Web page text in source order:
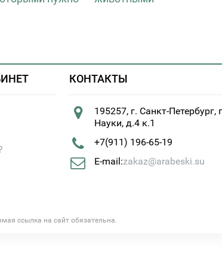
КОНТАКТЫ
195257, г. Санкт-Петербург,
Науки, д.4 к.1
+7(911) 196-65-19
E-mail:zakaz@arabeski.su
ссылка на сайт обязательна.